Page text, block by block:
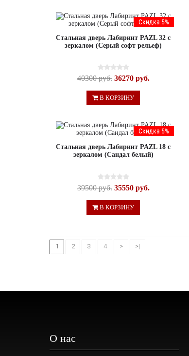
Скидка 5%
Стальная дверь Лабиринт PAZL 32 с
зеркалом (Серый софт рельеф)
40300 руб. 36270 руб.
В КОРЗИНУ
Скидка 5%
Стальная дверь Лабиринт PAZL 18 с
зеркалом (Сандал белый)
39500 руб. 35550 руб.
В КОРЗИНУ
1 2 3 4 > >|
О нас